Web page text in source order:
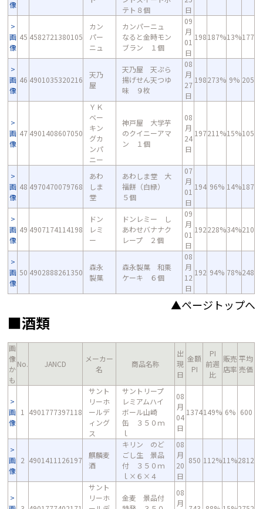
像
テト８個
日
画
像
45 4582721380105
カン
パー
ニュ
カンパーニュ
なると金時モン
ブラン １個
09
月
01
日
198187%13%177
画
像
46 4901035320216
天乃
屋
天乃屋 天ぷら
揚げせん天つゆ
味 ９枚
08
月
27
日
198273% 9% 205
画
像
47 4901408607050
ＹＫ
ベー
キン
グカ
ンパ
ニー
神戸屋 大学芋
のクイニーアマ
ン １個
08
月
24
日
197211%15%105
画
像
48 4970470079768
あわ
しま
堂
あわしま堂 大
福餅（白緑）
５個
07
月
01
日
194 96% 14%187
画
像
49 4907174114198
ドン
レミ
ー
ドンレミー し
あわせバナナク
レープ ２個
09
月
01
日
192228%34%210
画
像
50 4902888261350
森永
製菓
森永製菓 和栗
ケーキ ６個
08
月
12
日
192 94% 78%248
▲ページトップへ
■酒類
画
像
か
も
No. JANCD
メーカー
名
商品名称
出
現
日
金額
PI
PI
前週
比
販売
店率
平均
売価
画
像
1 4901777397118
サント
リーホ
ールデ
ィング
ス
サントリープ
レミアムハイ
ボール山崎
缶 ３５０ｍ
ｌ
08
月
04
日
1374149% 6% 600
画
像
2 4901411126197
麒麟麦
酒
キリン のど
ごし生 景品
付 ３５０ｍ
ｌ×６×４
08
月
20
日
850 112%11%2812
サント
リーホ
金麦 景品付
08
月